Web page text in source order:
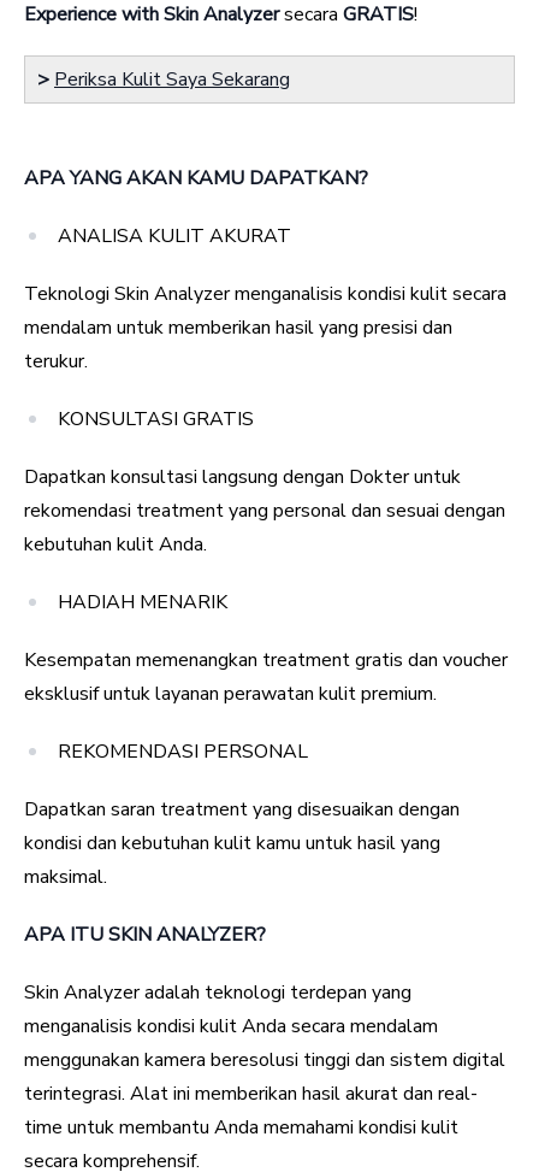
Experience with Skin Analyzersecara GRATIS!
> Periksa Kulit Saya Sekarang
APA YANG AKAN KAMU DAPATKAN?
ANALISA KULIT AKURAT
Teknologi Skin Analyzer menganalisis kondisi kulit secara
mendalam untuk memberikan hasil yang presisi dan
terukur.
KONSULTASI GRATIS
Dapatkan konsultasi langsung dengan Dokter untuk
rekomendasi treatment yang personal dan sesuai dengan
kebutuhan kulit Anda.
HADIAH MENARIK
Kesempatan memenangkan treatment gratis dan voucher
eksklusif untuk layanan perawatan kulit premium.
REKOMENDASI PERSONAL
Dapatkan saran treatment yang disesuaikan dengan
kondisi dan kebutuhan kulit kamu untuk hasil yang
maksimal.
APA ITU SKIN ANALYZER?
Skin Analyzer adalah teknologi terdepan yang
menganalisis kondisi kulit Anda secara mendalam
menggunakan kamera beresolusi tinggi dan sistem digital
terintegrasi. Alat ini memberikan hasil akurat dan real-
time untuk membantu Anda memahami kondisi kulit
secara komprehensif.